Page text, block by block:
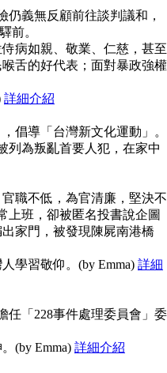
義無反顧前往談判議和，
前。
病如親、敬業、仁慈，甚至
舌的好代表；面對暴政強權
詳細介紹
倡導「台灣新文化運動」。
列為叛亂首要人犯，在家中
職不低，為官清廉，堅決不
上班，卻被匿名投書說企圖
家門，被發現陳屍南港橋
學習敬仰。(by Emma) 詳細
任「228事件處理委員會」委
(by Emma) 詳細介紹